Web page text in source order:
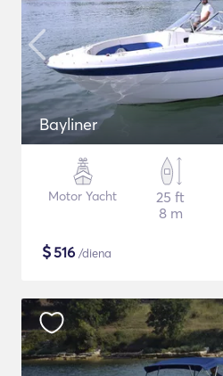
Bayliner
Motor Yacht
25 ft
8 m
$516 /diena